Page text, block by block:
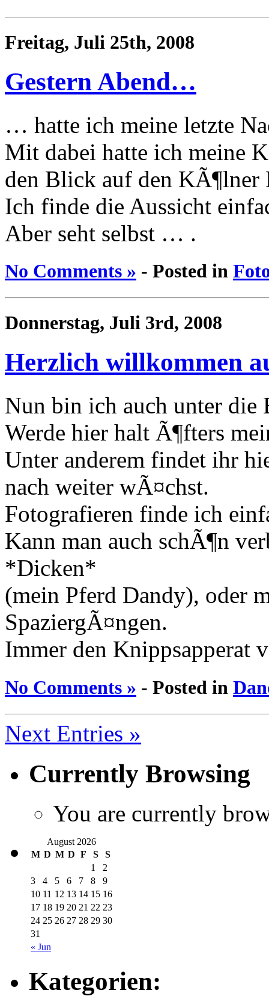
Freitag, Juli 25th, 2008
Gestern Abend…
… hatte ich meine letzte
Mit dabei hatte ich meine
den Blick auf den KÃ¶lner
Ich finde die Aussicht
Aber seht selbst … .
No Comments » - Posted in
Donnerstag, Juli 3rd, 2008
Herzlich willkommen
Nun bin ich auch unter die
Werde hier halt Ã¶fters
Unter anderem findet ihr
nach weiter wÃ¤chst.
Fotografieren finde ich
Kann man auch schÃ¶n
*Dicken*
(mein Pferd Dandy), oder
SpaziergÃ¤ngen.
Immer den
No Comments » - Posted in
Next Entries »
Currently Browsing
You are currently
August 2026
M D M D F S S
« Jun
1
2
3
4 5 6 7 8
9
10 11 12 13 14 15 16
17 18 19 20 21 22 23
24 25 26 27 28 29 30
31
Kategorien: